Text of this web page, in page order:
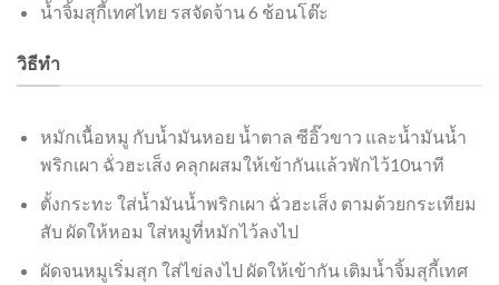
น้ำจิ้มสุกี้เทศไทย รสจัดจ้าน 6 ช้อนโต๊ะ
วิธีทำ
หมักเนื้อหมู กับน้ำมันหอย น้ำตาล ซีอิ๊วขาว และน้ำมันน้ำ
พริกเผา ฉั่วฮะเส็ง คลุกผสมให้เข้ากันแล้วพักไว้10นาที
ตั้งกระทะ ใส่น้ำมันน้ำพริกเผา ฉั่วฮะเส็ง ตามด้วยกระเทียม
สับ ผัดให้หอม ใส่หมูที่หมักไว้ลงไป
ผัดจนหมูเริ่มสุก ใส่ไข่ลงไป ผัดให้เข้ากัน เติมน้ำจิ้มสุกี้เทศ